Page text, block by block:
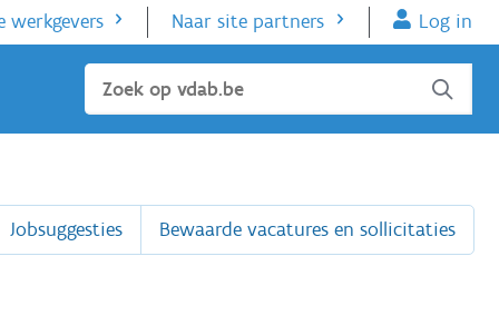
werkgevers Naar site partners Log in
Sluiten
Jobsuggesties Bewaarde vacatures en sollicitaties